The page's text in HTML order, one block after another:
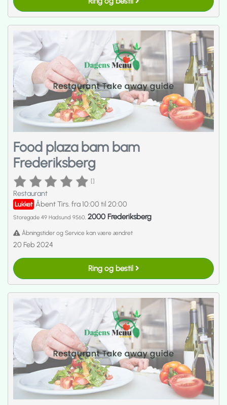
Food plaza bam bam
Frederiksberg
[]
Restaurant
Lukket Åbent Tirs. fra 10:00 til 20:00
Storegade 49 Hadsund 9560, 2000 Frederiksberg
Åbningstider og Service kan være ændret
20 Feb 2024
Ring og bestil